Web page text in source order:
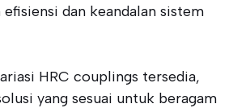
efisiensi dan keandalan sistem
HRC couplings tersedia,
yang sesuai untuk beragam